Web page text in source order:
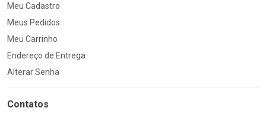
Meu Cadastro
Meus Pedidos
Meu Carrinho
Endereço de Entrega
Alterar Senha
Contatos